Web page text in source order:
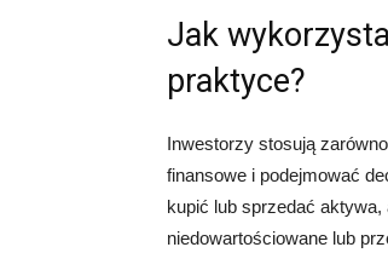
Jak
praktyce?
Inwestorzy stosują
finansowe i podejmować
kupić lub sprzedać
niedowartościowane lub